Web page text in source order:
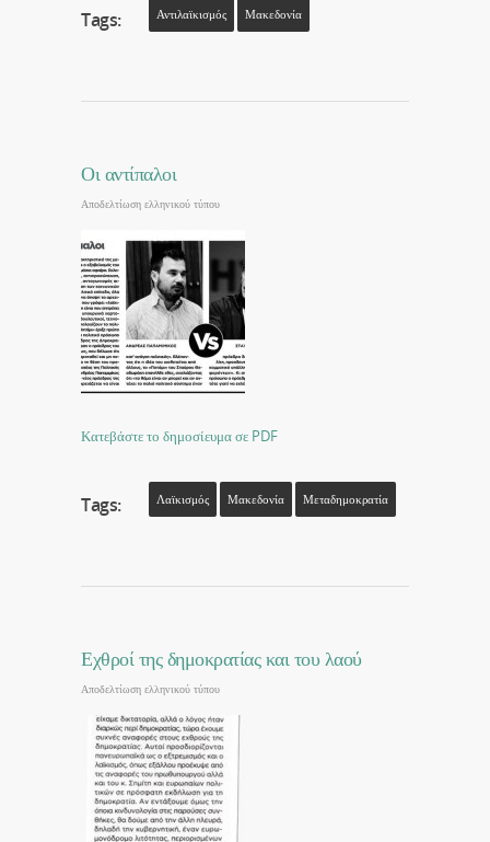
Tags: Αντιλαϊκισμός Μακεδονία
Οι αντίπαλοι
Αποδελτίωση ελληνικού τύπου
Κατεβάστε το δημοσίευμα σε PDF
Tags: Λαϊκισμός Μακεδονία Μεταδημοκρατία
Εχθροί της δημοκρατίας και του λαού
Αποδελτίωση ελληνικού τύπου